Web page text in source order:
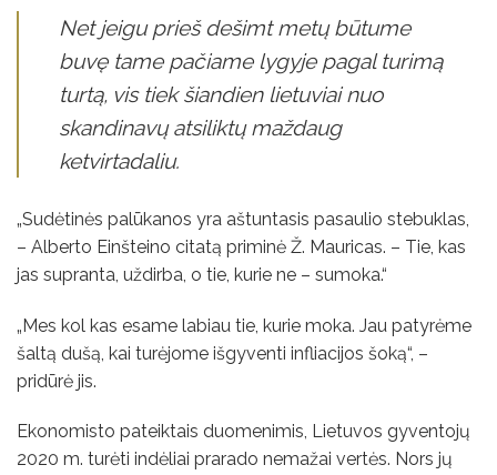
Net jeigu prieš dešimt metų būtume
buvę tame pačiame lygyje pagal turimą
turtą, vis tiek šiandien lietuviai nuo
skandinavų atsiliktų maždaug
ketvirtadaliu.
„Sudėtinės palūkanos yra aštuntasis pasaulio stebuklas,
– Alberto Einšteino citatą priminė Ž. Mauricas. – Tie, kas
jas supranta, uždirba, o tie, kurie ne – sumoka.“
„Mes kol kas esame labiau tie, kurie moka. Jau patyrėme
šaltą dušą, kai turėjome išgyventi infliacijos šoką“, –
pridūrė jis.
Ekonomisto pateiktais duomenimis, Lietuvos gyventojų
2020 m. turėti indėliai prarado nemažai vertės. Nors jų